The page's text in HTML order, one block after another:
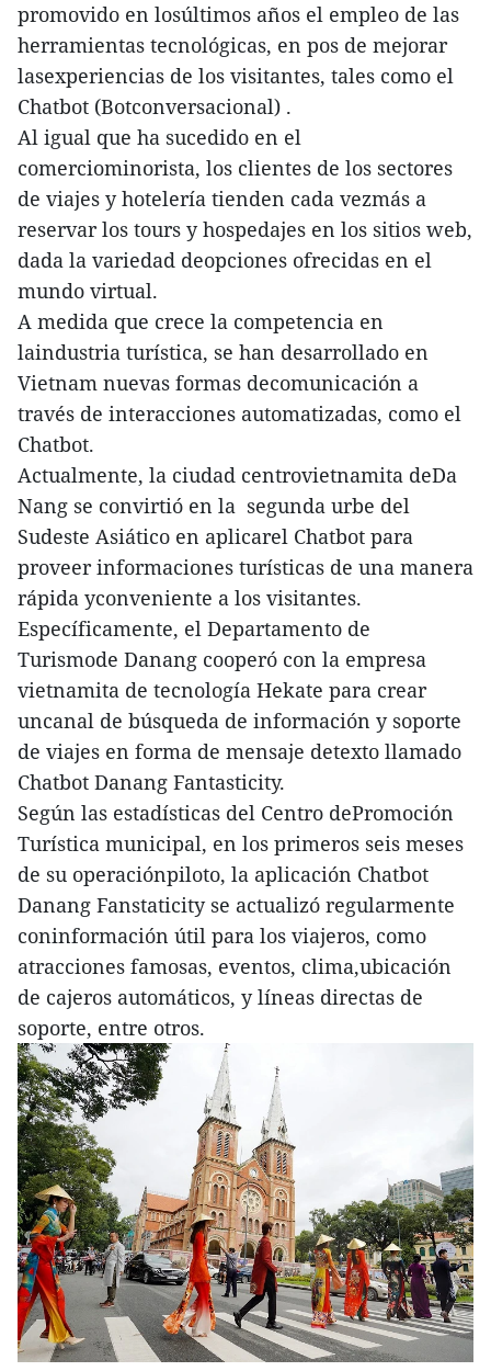
promovido en losúltimos años el empleo de las
herramientas tecnológicas, en pos de mejorar
lasexperiencias de los visitantes, tales como el
Chatbot (Botconversacional) .
Al igual que ha sucedido en el
comerciominorista, los clientes de los sectores
de viajes y hotelería tienden cada vezmás a
reservar los tours y hospedajes en los sitios web,
dada la variedad deopciones ofrecidas en el
mundo virtual.
A medida que crece la competencia en
laindustria turística, se han desarrollado en
Vietnam nuevas formas decomunicación a
través de interacciones automatizadas, como el
Chatbot.
Actualmente, la ciudad centrovietnamita deDa
Nang se convirtió en la segunda urbe del
Sudeste Asiático en aplicarel Chatbot para
proveer informaciones turísticas de una manera
rápida yconveniente a los visitantes.
Específicamente, el Departamento de
Turismode Danang cooperó con la empresa
vietnamita de tecnología Hekate para crear
uncanal de búsqueda de información y soporte
de viajes en forma de mensaje detexto llamado
Chatbot Danang Fantasticity.
Según las estadísticas del Centro dePromoción
Turística municipal, en los primeros seis meses
de su operaciónpiloto, la aplicación Chatbot
Danang Fanstaticity se actualizó regularmente
coninformación útil para los viajeros, como
atracciones famosas, eventos, clima,ubicación
de cajeros automáticos, y líneas directas de
soporte, entre otros.